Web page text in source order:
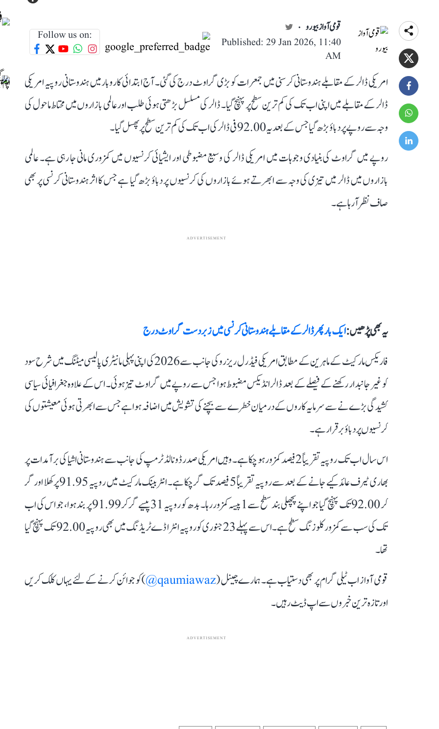
قومی آواز بیورو
Published: 29 Jan 2026, 11:40
AM
Follow us on:
امریکی ڈالر کے مقابلے ہندوستانی کرسنی میں جمعرات کو بڑی گراوٹ درج کی گئی۔ آج ابتدائی کاروبارمیں ہندوستانی روپیہ امریکی
ڈالر کے مقابلے میں اپنی اب تک کی کم ترین سطح پر پہنچ گیا۔ ڈالر کی مسلسل بڑھتی ہوئی طلب اور عالمی بازاروں میں محتاط ماحول کی
وجہ سے روپے پر دباؤ بڑھ گیا جس کے بعد یہ 92.00 فی ڈالر کی اب تک کی کم ترین سطح پر پھسل گیا۔
روپے میں گراوٹ کی بنیادی وجوہات میں امریکی ڈالر کی وسیع مضبوطی اور ایشیائی کرنسیوں میں کمزوری مانی جا رہی ہے۔ عالمی
بازاروں میں ڈالر میں تیزی کی وجہ سے ابھرتے ہوئے بازاروں کی کرنسیوں پر دباؤ بڑھ گیا ہے جس کا اثر ہندوستانی کرنسی پر بھی
صاف نظر آ رہا ہے۔
ADVERTISEMENT
یہ بھی پڑھیں :ایک بار پھر ڈالر کے مقابلے ہندوستانی کرنسی میں زبردست گراوٹ درج
فاریکس مارکیٹ کے ماہرین کے مطابق امریکی فیڈرل ریزرو کی جانب سے 2026 کی اپنی پہلی مانیٹری پالیسی میٹنگ میں شرح سود
کو غیر جانبدار رکھنے کے فیصلے کے بعد ڈالر انڈیکس مضبوط ہوا جس سے روپے میں گراوٹ تیز ہوئی۔ اس کے علاوہ جغرافیائی سیاسی
کشیدگی بڑے نے سے سرمایہ کاروں کے درمیان خطرے سے بچنے کی تشویش میں اضافہ ہوا ہے جس سے ابھرتی ہوئی معیشتوں کی
کرنسیوں پر دباؤ برقرار ہے۔
اس سال اب تک روپیہ تقریباً 2 فیصد کمزور ہو چکا ہے۔ وہیں امریکی صدر ڈونالڈ ٹرمپ کی جانب سے ہندوستانی اشیا کی برآمدات پر
بھاری ٹیرف عائد کیے جانے کے بعد سے روپیہ تقریباً 5 فیصد تک گر چکا ہے۔ انٹربینک مارکیٹ میں روپیہ 91.95 پر کھلا اور گر
کر 92.00 تک پہنچ گیا جو اپنے پچھلی بند سطح سے 1 پیسہ کمزور رہا۔ بدھ کو روپیہ 31 پیسے گر کر 91.99 پر بند ہوا، جو اس کی اب
تک کی سب سے کمزور کلوزنگ سطح ہے۔ اس سے پہلے 23 جنوری کو روپیہ انٹرا ڈے ٹریڈنگ میں بھی روپیہ 92.00 تک پہنچ گیا
تھا۔
قومی آواز اب ٹیلی گرام پر بھی دستیاب ہے۔ ہمارے چینل (qaumiawaz@
) کو جوائن کرنے کے لئے یہاں کلک کریں
اور تازہ ترین خبروں سے اپ ڈیٹ رہیں۔
ADVERTISEMENT